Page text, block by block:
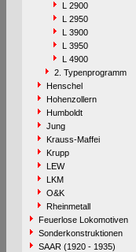
L 2900
L 2950
L 3900
L 3950
L 4900
2. Typenprogramm
Henschel
Hohenzollern
Humboldt
Jung
Krauss-Maffei
Krupp
LEW
LKM
O&K
Rheinmetall
Feuerlose Lokomotiven
Sonderkonstruktionen
SAAR (1920 - 1935)